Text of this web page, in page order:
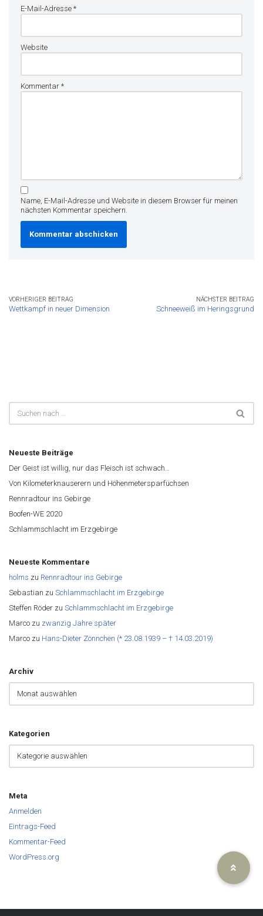
E-Mail-Adresse *
Website
Kommentar *
Name, E-Mail-Adresse und Website in diesem Browser für meinen
nächsten Kommentar speichern.
VORHERIGER BEITRAG
Wettkampf in neuer Dimension
NÄCHSTER BEITRAG
Schneeweiß im Heringsgrund
Neueste Beiträge
Der Geist ist willig, nur das Fleisch ist schwach…
Von Kilometerknauserern und Höhenmetersparfüchsen
Rennradtour ins Gebirge
Boofen-WE 2020
Schlammschlacht im Erzgebirge
Neueste Kommentare
holms zu Rennradtour ins Gebirge
Sebastian zu Schlammschlacht im Erzgebirge
Steffen Röder zu Schlammschlacht im Erzgebirge
Marco zu zwanzig Jahre später
Marco zu Hans-Dieter Zönnchen (* 23.08.1939 – † 14.03.2019)
Archiv
Kategorien
Meta
Anmelden
Eintrags-Feed
Kommentar-Feed
WordPress.org